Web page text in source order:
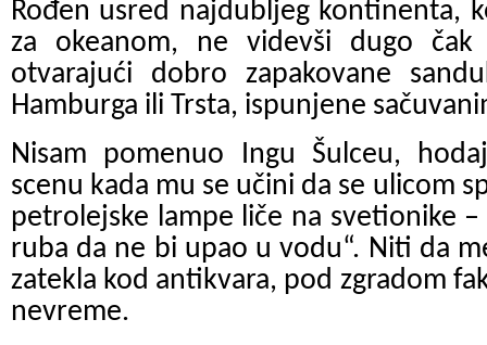
Rođen usred najdubljeg kontinenta,
za okeanom, ne videvši dugo
otvarajući dobro zapakovane
Hamburga ili Trsta, ispunjene
Nisam pomenuo Ingu Šulceu,
scenu kada mu se učini da se ulicom
petrolejske lampe liče na svetionike
ruba da ne bi upao u vodu“. Niti da
zatekla kod antikvara, pod zgradom
nevreme.